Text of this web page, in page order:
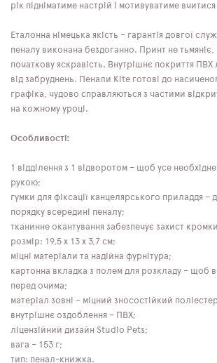
рік підніматиме настрій і мотивуватиме
Еталонна німецька якість – гарантія довгої
пеналу виконана бездоганно. Принт не
початкову яскравість. Внутрішнє покриття
від забруднень. Пенали Kite готові до
графіка, чудово справляються з частими
на кожному уроці.
Особливості:
1 відділення з 1 відворотом – щоб усе
рукою;
гумки для фіксації канцелярського приладдя –
порядку всередині пеналу;
тканинне окантування забезпечує захист
розмір: 19,5 х 13 х 3,7 см;
міцні матеріали та надійна фурнітура;
картонна вкладка з полем для розкладу – щоб
перед очима;
матеріал зовні – міцний зносостійкий
внутрішнє оздоблення – ПВХ;
ліцензійний дизайн Studio Pets;
вага – 153 г;
тип: пенал-книжка.